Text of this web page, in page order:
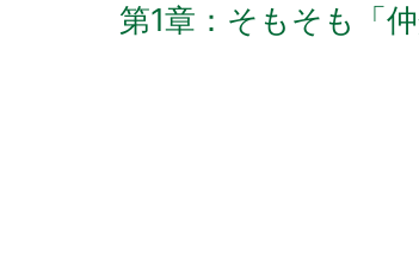
第1章：そもそも「